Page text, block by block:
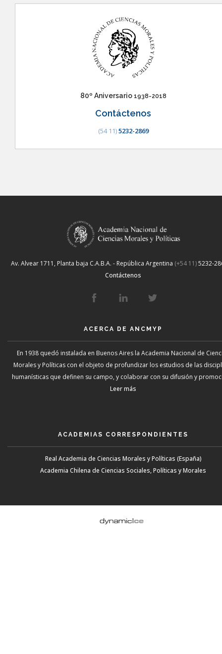
80º Aniversario 1938-2018
Contáctenos
(54 11)5232-2869
Av. Alvear 1711, Planta baja C.A.B.A. - República Argentina (+54 11)5232-
Contáctenos
ACERCA DE ANCMYP
En 1938 quedó instalada en Buenos Aires la Academia Nacional de
Morales y Políticas con el objeto de profundizar los estudios de las
humanísticas que definen su campo, y colaborar con su difusión y
Leer más
ACADEMIAS CORRESPONDIENTES
Real Academia de Ciencias Morales y Políticas (España)
Academia Chilena de Ciencias Sociales, Políticas y Morales